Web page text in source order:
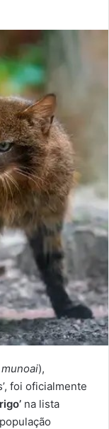
),
foi oficialmente
na lista